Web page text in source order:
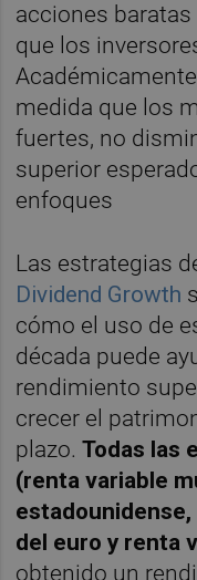
acciones baratas
que los
medida que los
fuertes, no
superior
enfoques
Las estrategias
Dividend Growth
cómo el uso de
década puede
rendimiento
crecer el
plazo.Todas las
(renta variable
del euro y renta
obtenido un